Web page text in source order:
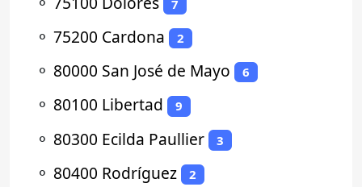
7
⚬ 75200 Cardona 2
⚬ 80000 San José de Mayo 6
⚬ 80100 Libertad 9
⚬ 80300 Ecilda Paullier 3
⚬ 80400 Rodríguez 2